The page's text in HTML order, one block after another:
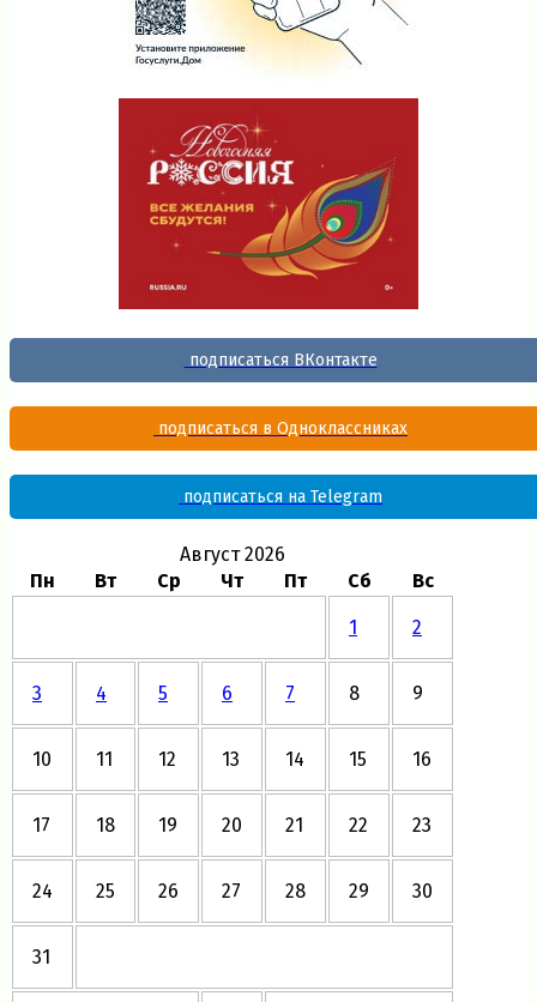
подписаться ВКонтакте
подписаться в Одноклассниках
подписаться на Telegram
Август 2026
Пн
Вт Ср Чт Пт Сб Вс
1 2
3 4 5 6 7 8 9
10 11 12 13 14 15 16
17 18 19 20 21 22 23
24 25 26 27 28 29 30
31